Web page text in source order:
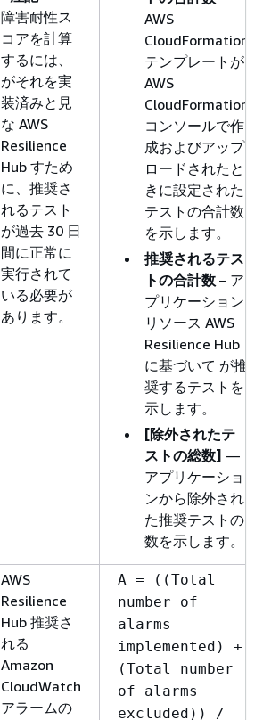
障害耐性ス
コアを計算
するには、
がそれを実
装済みと見
な AWS
Resilience
Hub すため
に、推奨さ
れるテスト
が過去 30 日
間に正常に
実行されて
いる必要が
あります。
AWS
CloudFormation
テンプレートが
AWS
CloudFormation
コンソールで作
成およびアップ
ロードされたと
きに設定された
テストの合計数
を示します。
推奨されるテス
トの合計数 – ア
プリケーション
リソース AWS
Resilience Hub
に基づいて が推
奨するテストを
示します。
[除外されたテ
ストの総数] —
アプリケーショ
ンから除外され
た推奨テストの
数を示します。
AWS
Resilience
Hub 推奨さ
れる
Amazon
CloudWatch
アラームの
A = ((Total
number of
alarms
implemented) +
(Total number
of alarms
excluded)) /